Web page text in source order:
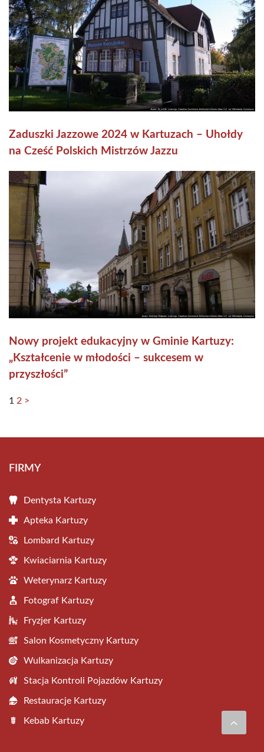
Zaduszki Jazzowe 2024 w Kartuzach – Uhołdy
na Cześć Polskich Mistrzów Jazzu
Nowy projekt edukacyjny w Gminie Kartuzy:
„Kształcenie w młodości – sukcesem w
przyszłości”
1 2 >
FIRMY
Dentysta Kartuzy
Apteka Kartuzy
Lombard Kartuzy
Kwiaciarnia Kartuzy
Weterynarz Kartuzy
Fotograf Kartuzy
Fryzjer Kartuzy
Salon Kosmetyczny Kartuzy
Wulkanizacja Kartuzy
Stacja Kontroli Pojazdów Kartuzy
Restauracje Kartuzy
Kebab Kartuzy